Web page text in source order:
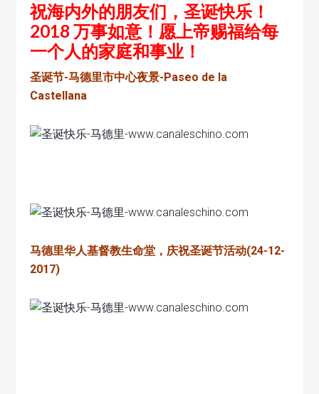
祝海内外的朋友们，圣诞快乐！
2018 万事如意！愿上帝赐福给每
一个人的家庭和事业！
圣诞节-马德里市中心夜景-Paseo de la
Castellana
马德里华人基督教生命堂，庆祝圣诞节活动(24-12-
2017)